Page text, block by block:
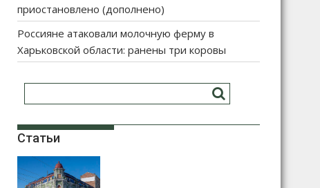
приостановлено (дополнено)
Россияне атаковали молочную ферму в
Харьковской области: ранены три коровы
Статьи